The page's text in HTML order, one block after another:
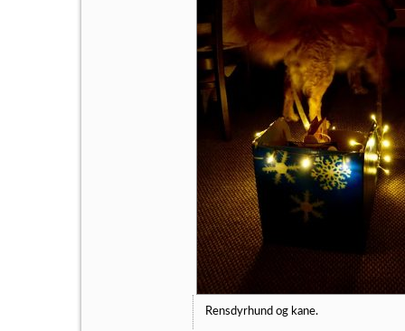
Rensdyrhund og kane.